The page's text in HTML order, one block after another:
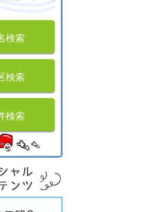
検索
検索
検索